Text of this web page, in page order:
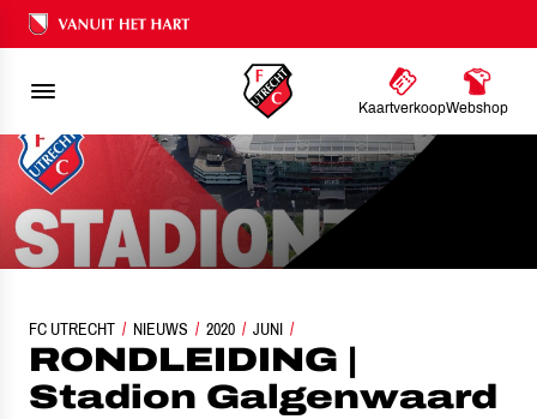
Ons nalatenschap
KaartverkoopWebshop
FC UTRECHT NIEUWS 2020 JUNI
RONDLEIDING | STADION GALGENWAARD DOOR MET RONDLEIDER BERT
RONDLEIDING |
Stadion Galgenwaard